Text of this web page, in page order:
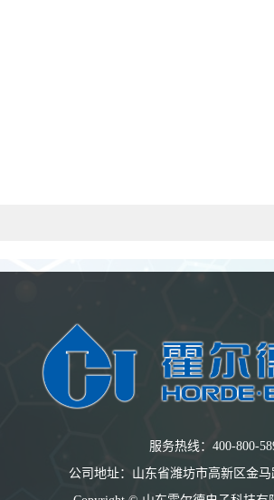
服务热线：400-800-
公司地址：山东省潍坊市高新区金马